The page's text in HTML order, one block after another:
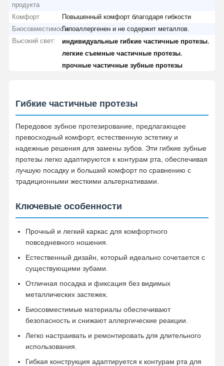
продукта
Комфорт
Повышенный комфорт благодаря гибкости
БиосовместимостьГипоаллергенен и не содержит металлов.
Высокий свет:
индивидуальные гибкие частичные протезы
легкие съемные частичные протезы
прочные частичные зубные протезы
Гибкие частичные протезы
Передовое зубное протезирование, предлагающее
превосходный комфорт, естественную эстетику и
надежные решения для замены зубов. Эти гибкие зубные
протезы легко адаптируются к контурам рта, обеспечивая
лучшую посадку и больший комфорт по сравнению с
традиционными жесткими альтернативами.
Ключевые особенности
Прочный и легкий каркас для комфортного
повседневного ношения.
Естественный дизайн, который идеально сочетается с
существующими зубами.
Отличная посадка и фиксация без видимых
металлических застежек.
Биосовместимые материалы обеспечивают
безопасность и снижают аллергические реакции.
Легко настраивать и ремонтировать для длительного
использования.
Гибкая конструкция адаптируется к контурам рта для